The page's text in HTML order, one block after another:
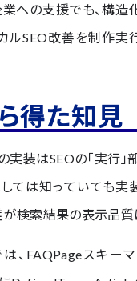
業への支援でも、構造
ルSEO改善を制作実
得た知見
装はSEOの「実行」
ては知っていても実
が検索結果の表示品質
、FAQPageスキー